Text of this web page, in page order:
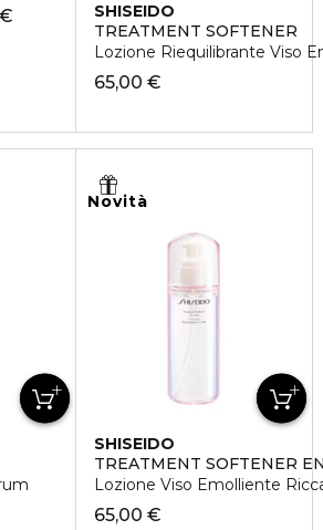
SHISEIDO
TREATMENT SOFTENER
Lozione Riequilibrante Viso
65,00 €
Novità
SHISEIDO
TREATMENT SOFTENER
Lozione Viso Emolliente
65,00 €